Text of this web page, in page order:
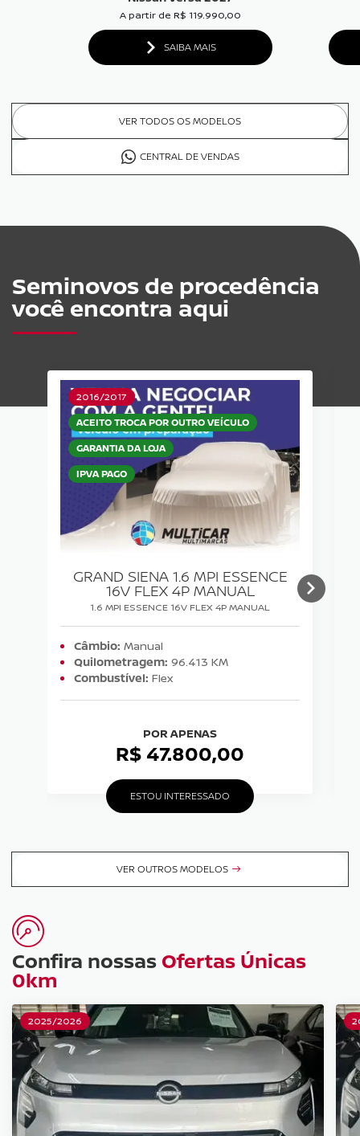
A partir de R$ 119.990,00
SAIBA MAIS
VER TODOS OS MODELOS
CENTRAL DE VENDAS
Seminovos de procedência
você encontra aqui
2016/2017
ACEITO TROCA POR OUTRO VEÍCULO
GARANTIA DA LOJA
IPVA PAGO
GRAND SIENA 1.6 MPI ESSENCE
16V FLEX 4P MANUAL
1.6 MPI ESSENCE 16V FLEX 4P MANUAL
Câmbio: Manual
Quilometragem: 96.413 KM
Combustível: Flex
POR APENAS
R$ 47.800,00
ESTOU INTERESSADO
VER OUTROS MODELOS
Confira nossas Ofertas Únicas
0km
2025/2026